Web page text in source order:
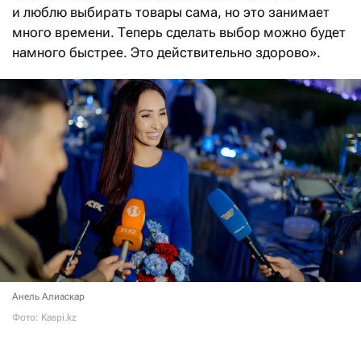
и люблю выбирать товары сама, но это занимает
много времени. Теперь сделать выбор можно будет
намного быстрее. Это действительно здорово».
Анель Алиаскар
Фото: Kaspi.kz